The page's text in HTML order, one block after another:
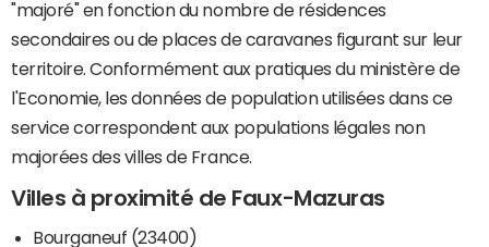
"majoré" en fonction du nombre de résidences
secondaires ou de places de caravanes figurant sur leur
territoire. Conformément aux pratiques du ministère de
l'Economie, les données de population utilisées dans ce
service correspondent aux populations légales non
majorées des villes de France.
Villes à proximité de Faux-Mazuras
Bourganeuf (23400)